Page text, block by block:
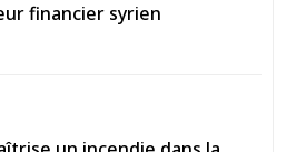
financier syrien